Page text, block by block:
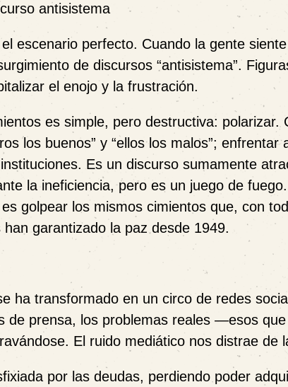
antisistema
escenario perfecto. Cuando la gente
de discursos “antisistema”.
el enojo y la frustración.
es simple, pero destructiva: polarizar.
los buenos” y “ellos los malos”; enfrentar
Es un discurso sumamente
la ineficiencia, pero es un juego de
golpear los mismos cimientos que, con
garantizado la paz desde 1949.
ha transformado en un circo de redes
de prensa, los problemas reales —esos
El ruido mediático nos distrae de
por las deudas, perdiendo poder